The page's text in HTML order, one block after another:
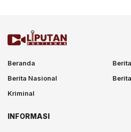
Beranda
Berita Nasional
Kriminal
INFORMASI